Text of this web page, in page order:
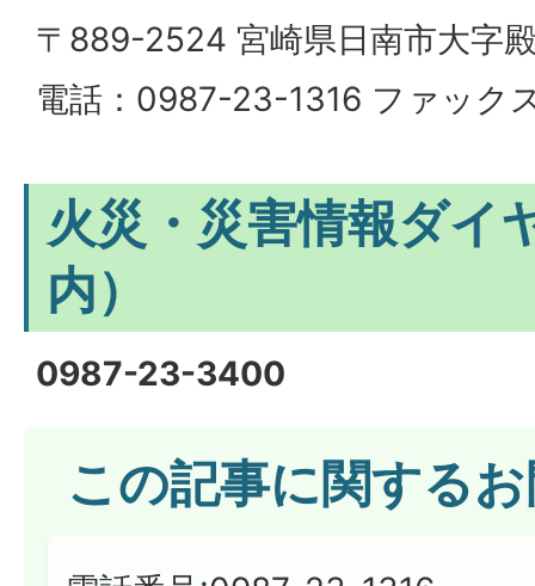
〒889-2524 宮崎県日南市大字
電話：0987-23-1316 ファック
火災・災害情報ダイ
内）
0987-23-3400
この記事に関する